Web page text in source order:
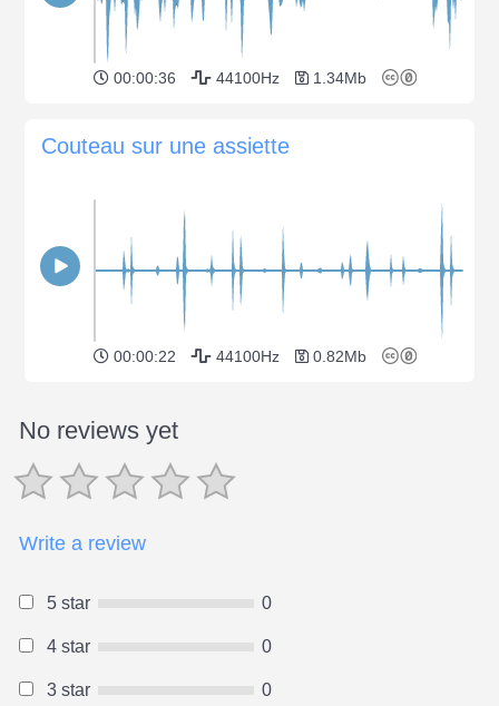
00:00:36 44100Hz 1.34Mb
Couteau sur une assiette
00:00:22 44100Hz 0.82Mb
No reviews yet
Write a review
5 star 0
4 star 0
3 star 0